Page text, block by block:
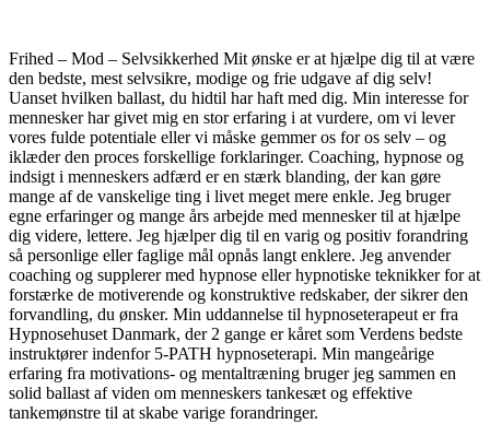
Frihed – Mod – Selvsikkerhed Mit ønske er at hjælpe dig til at være
den bedste, mest selvsikre, modige og frie udgave af dig selv!
Uanset hvilken ballast, du hidtil har haft med dig. Min interesse for
mennesker har givet mig en stor erfaring i at vurdere, om vi lever
vores fulde potentiale eller vi måske gemmer os for os selv – og
iklæder den proces forskellige forklaringer. Coaching, hypnose og
indsigt i menneskers adfærd er en stærk blanding, der kan gøre
mange af de vanskelige ting i livet meget mere enkle. Jeg bruger
egne erfaringer og mange års arbejde med mennesker til at hjælpe
dig videre, lettere. Jeg hjælper dig til en varig og positiv forandring
så personlige eller faglige mål opnås langt enklere. Jeg anvender
coaching og supplerer med hypnose eller hypnotiske teknikker for at
forstærke de motiverende og konstruktive redskaber, der sikrer den
forvandling, du ønsker. Min uddannelse til hypnoseterapeut er fra
Hypnosehuset Danmark, der 2 gange er kåret som Verdens bedste
instruktører indenfor 5-PATH hypnoseterapi. Min mangeårige
erfaring fra motivations- og mentaltræning bruger jeg sammen en
solid ballast af viden om menneskers tankesæt og effektive
tankemønstre til at skabe varige forandringer.